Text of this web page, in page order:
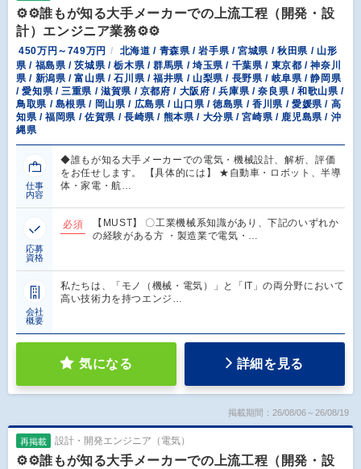
⚙️⚙️誰もが知る大手メーカーでの上流工程（開発・設
計）エンジニア業務⚙️⚙️
450万円～749万円
北海道 / 青森県 / 岩手県 / 宮城県 / 秋田県 / 山形
県 / 福島県 / 茨城県 / 栃木県 / 群馬県 / 埼玉県 / 千葉県 / 東京都 / 神奈川
県 / 新潟県 / 富山県 / 石川県 / 福井県 / 山梨県 / 長野県 / 岐阜県 / 静岡県
/ 愛知県 / 三重県 / 滋賀県 / 京都府 / 大阪府 / 兵庫県 / 奈良県 / 和歌山県 /
鳥取県 / 島根県 / 岡山県 / 広島県 / 山口県 / 徳島県 / 香川県 / 愛媛県 / 高
知県 / 福岡県 / 佐賀県 / 長崎県 / 熊本県 / 大分県 / 宮崎県 / 鹿児島県 / 沖
縄県
仕事
内容
◆誰もが知る大手メーカーでの電気・機械設計、解析、評価
をお任せします。 【具体的には】 ★自動車・ロボット、半導
体・家電・航…
応募
資格
必須
【MUST】 〇工業機械系知識があり、下記のいずれか
の経験がある方 ・製造業で電気・…
会社
概要
私たちは、「モノ（機械・電気）」と「IT」の両分野において
高い技術力を持つエンジ…
気になる 詳細を見る
掲載期間：26/08/06～26/08/19
再掲載 設計・開発エンジニア（電気）
⚙️⚙️誰もが知る大手メーカーでの上流工程（開発・設